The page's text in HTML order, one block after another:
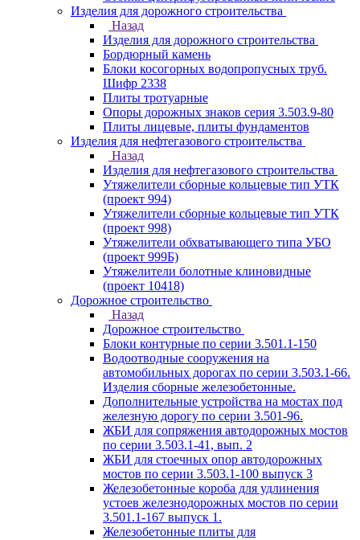
Изделия для дорожного строительства
Назад
Изделия для дорожного строительства
Бордюрный камень
Блоки косогорных водопропусных труб.
Шифр 2338
Плиты тротуарные
Опоры дорожных знаков серия 3.503.9-80
Плиты лицевые, плиты фундаментов
Изделия для нефтегазового строительства
Назад
Изделия для нефтегазового строительства
Утяжелители сборные кольцевые тип УТК
(проект 994)
Утяжелители сборные кольцевые тип УТК
(проект 998)
Утяжелители обхватывающего типа УБО
(проект 999Б)
Утяжелители болотные клиновидные
(проект 10418)
Дорожное строительство
Назад
Дорожное строительство
Блоки контурные по серии 3.501.1-150
Водоотводные сооружения на
автомобильных дорогах по серии 3.503.1-66.
Изделия сборные железобетонные.
Дополнительные устройства на мостах под
железную дорогу по серии 3.501-96.
ЖБИ для сопряжения автодорожных мостов
по серии 3.503.1-41, вып. 2
ЖБИ для стоечных опор автодорожных
мостов по серии 3.503.1-100 выпуск 3
Железобетонные короба для удлинения
устоев железнодорожных мостов по серии
3.501.1-167 выпуск 1.
Железобетонные плиты для